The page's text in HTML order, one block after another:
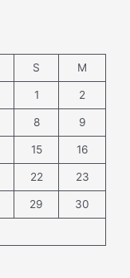
S M
1 2
8 9
15 16
22 23
29 30